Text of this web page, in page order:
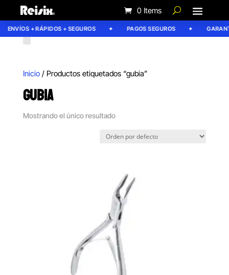
0 Items
ENVÍOS + RÁPIDOS + SEGUROS PAGOS SEGUROS
Inicio/ Productos etiquetados “gubia”
GUBIA
Mostrando el único resultado